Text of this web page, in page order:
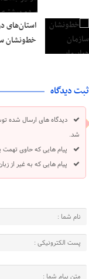
استان‌های
خط‌ونشان
ثبت دیدگاه
دیدگاه های ارسال شده
شد.
پیام هایی که حاوی تهمت
پیام هایی که به غیر از